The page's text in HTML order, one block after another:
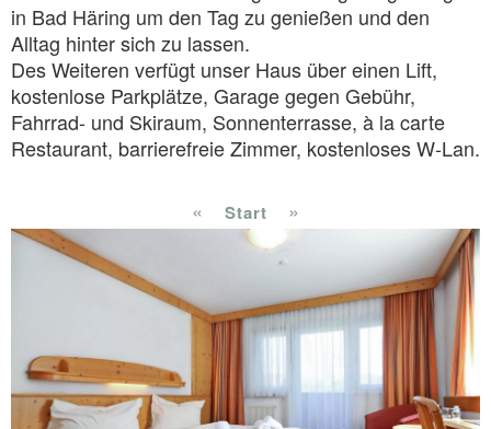
in Bad Häring um den Tag zu genießen und den
Alltag hinter sich zu lassen.
Des Weiteren verfügt unser Haus über einen Lift,
kostenlose Parkplätze, Garage gegen Gebühr,
Fahrrad- und Skiraum, Sonnenterrasse, à la carte
Restaurant, barrierefreie Zimmer, kostenloses W-Lan.
« Start »